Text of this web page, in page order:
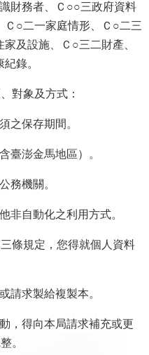
財務者、Ｃ○○三政府資料
Ｃ○二一家庭情形、Ｃ○二三
及設施、Ｃ○三二財產、
錄。
對象及方式：
之保存期間。
臺澎金馬地區）。
務機關。
非自動化之利用方式。
條規定，您得就個人資料
請求製給複製本。
，得向本局請求補充或更
。